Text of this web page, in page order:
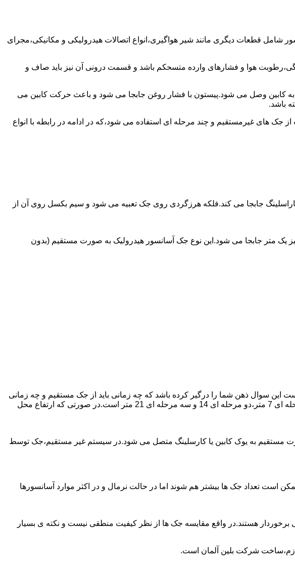
قطعات دیگری مانند شیر هواگیری،انواع اتصالات هیدرولیکی و مکانیکی،مجرای
هوا و فشارهای وارده متسحکم باشد و قسمت درونی آن نیز باید صاف و
به کابین وصل می شود.پیستون با فشار روغن جابجا می شود و باعث حرکت کابین می
باشد.
که ظرفیتشان 30 تن است از جک مستقیم و برای آسانسورهایی که ظرفیتشان بیش از 30 تن است از جک های غیرمستقیم و چند مرحله ای استفاده می شود،که در ادامه در رابطه با انواع
جابجا می کند.فلکه هرزگردی روی جک تعبیه می شود و سیم بکسل روی آن از
یک متر جابجا می شود.این نوع جک آسانسور هیدرولیک به صورت مستقیم (بدون
این سوال ذهن شما را درگیر کرده باشد که چه زمانی باید از جک مستقیم و چه زمانی
از جک غیرمستقیم استفاده کنیم؟ جک های مستقیم تا 21 متر را ساپورت می کنند و این مقدار در جک تلسکوپی تک مرحله ای 7 متر،دو مرحله ای 14 و سه مرحله ای 21 متر است.در صورتی که ارتفاع محل
مستقیم به یوک کابین یا کارسلینگ متصل می شود.در سیستم غیر مستقیم،جک توسط
است تعداد جک ها بیشتر هم شوند اما در حالت نرمال و در اکثر موارد آسانسورها
برخوردار هستند.در واقع مقایسه جک ها از نظر کیفیت منطقی نیست و نکته ی بسیار
شرکت بلین آلمان است.